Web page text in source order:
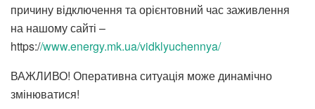
причину відключення та орієнтовний час заживлення
на нашому сайті –
https://www.energy.mk.ua/vidklyuchennya/
ВАЖЛИВО! Оперативна ситуація може динамічно
змінюватися!